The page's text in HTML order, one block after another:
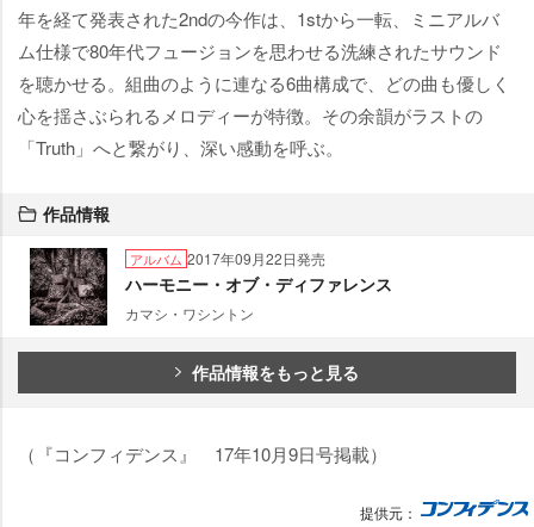
年を経て発表された2ndの今作は、1stから一転、ミニアルバ
ム仕様で80年代フュージョンを思わせる洗練されたサウンド
を聴かせる。組曲のように連なる6曲構成で、どの曲も優しく
心を揺さぶられるメロディーが特徴。その余韻がラストの
「Truth」へと繋がり、深い感動を呼ぶ。
作品情報
アルバム 2017年09月22日発売
ハーモニー・オブ・ディファレンス
カマシ・ワシントン
作品情報をもっと見る
（『コンフィデンス』 17年10月9日号掲載）
提供元：